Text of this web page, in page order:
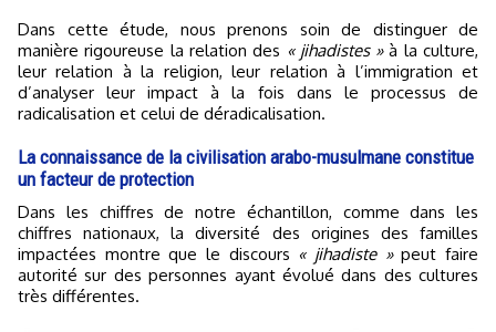
Dans cette étude, nous prenons soin de distinguer de
manière rigoureuse la relation des « jihadistes »à la culture,
leur relation à la religion, leur relation à l’immigration et
d’analyser leur impact à la fois dans le processus de
radicalisation et celui de déradicalisation.
La connaissance de la civilisation arabo-musulmane constitue
un facteur de protection
Dans les chiffres de notre échantillon, comme dans les
chiffres nationaux, la diversité des origines des familles
impactées montre que le discours « jihadiste »peut faire
autorité sur des personnes ayant évolué dans des cultures
très différentes.